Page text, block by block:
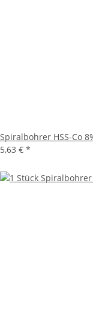
Spiralbohrer HSS-Co
5,63 € *